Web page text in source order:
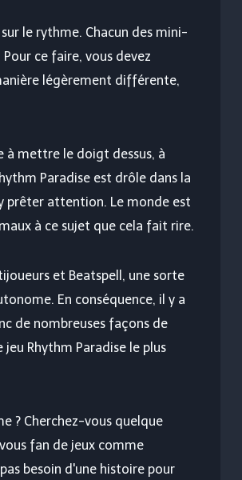
le rythme. Chacun des mini-
ce faire, vous devez
légèrement différente,
à mettre le doigt dessus, à
Paradise est drôle dans la
prêter attention. Le monde est
à ce sujet que cela fait rire.
et Beatspell, une sorte
En conséquence, il y a
de nombreuses façons de
Rhythm Paradise le plus
? Cherchez-vous quelque
fan de jeux comme
besoin d'une histoire pour